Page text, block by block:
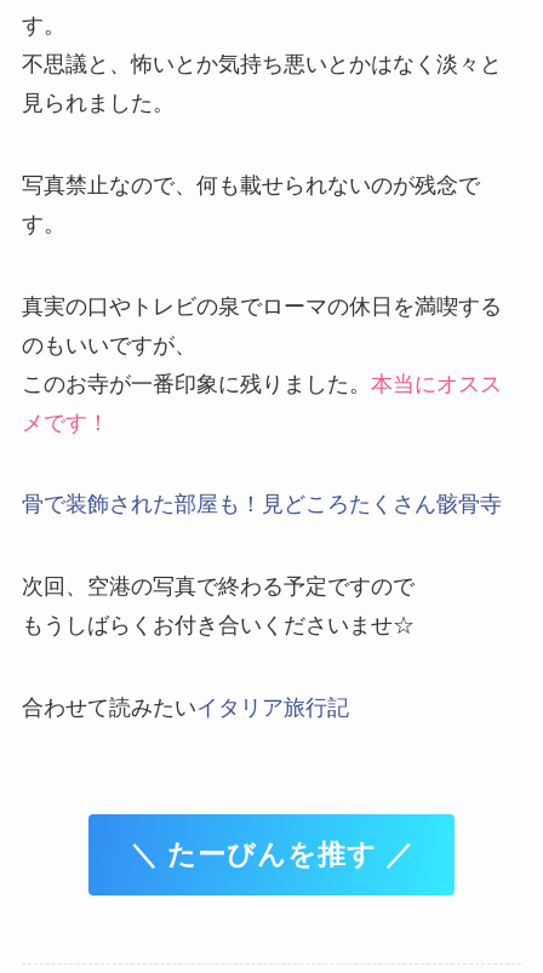
す。
不思議と、怖いとか気持ち悪いとかはなく淡々と
見られました。
写真禁止なので、何も載せられないのが残念で
す。
真実の口やトレビの泉でローマの休日を満喫する
のもいいですが、
このお寺が一番印象に残りました。 本当にオスス
メです！
骨で装飾された部屋も！見どころたくさん骸骨寺
次回、空港の写真で終わる予定ですので
もうしばらくお付き合いくださいませ☆
合わせて読みたいイタリア旅行記
＼ たーびんを推す ／